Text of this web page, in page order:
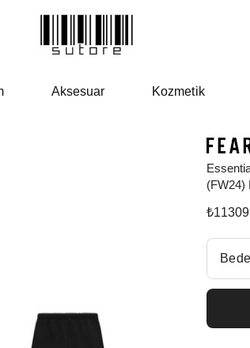
Aksesuar Kozmetik
(FW24)
₺11309
Beden Seç
Size